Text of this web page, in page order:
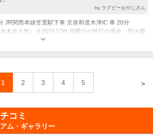
by ラグビーおやじさん
JR関西本線笠置駅下車 京奈和道木津IC 車 20分
木金土祝） 9:00?17:00 月曜日が祝日の場合、翌火曜
1 2 3 4 5 ＞
コミ
ム・ギャラリー